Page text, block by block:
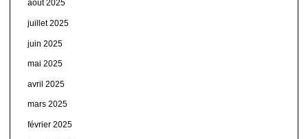
août 2025
juillet 2025
juin 2025
mai 2025
avril 2025
mars 2025
février 2025